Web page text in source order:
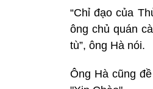
“Chỉ đạo của
ông chủ quán
tù”, ông Hà nói.
Ông Hà cũng